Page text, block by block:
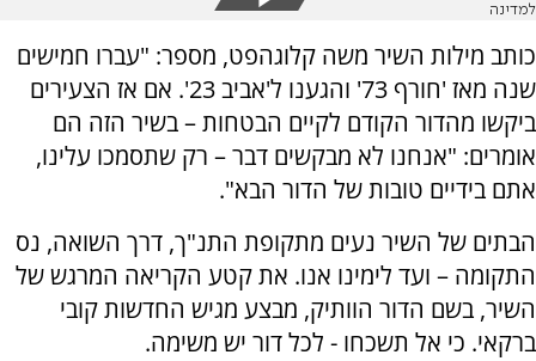
למדינה
כותב מילות השיר משה קלוגהפט, מספר: "עברו חמישים
שנה מאז 'חורף 73' והגענו ל'אביב 23'. אם אז הצעירים
ביקשו מהדור הקודם לקיים הבטחות – בשיר הזה הם
אומרים: "אנחנו לא מבקשים דבר – רק שתסמכו עלינו,
אתם בידיים טובות של הדור הבא".
הבתים של השיר נעים מתקופת התנ"ך, דרך השואה, נס
התקומה – ועד לימינו אנו. את קטע הקריאה המרגש של
השיר, בשם הדור הוותיק, מבצע מגיש החדשות קובי
ברקאי. כי אל תשכחו - לכל דור יש משימה.